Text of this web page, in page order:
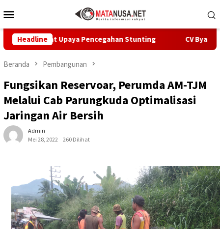
ke
Mobile
Headline
Upaya Pencegahan Stunting CV Byankarya Pastikan
Beranda Pembangunan
Fungsikan Reservoar, Perumda AM-TJM
Melalui Cab Parungkuda Optimalisasi
Jaringan Air Bersih
Admin
Mei 28, 2022
260 Dilihat